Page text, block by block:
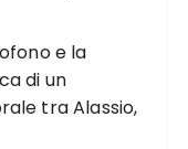
e la
di un
tra Alassio,